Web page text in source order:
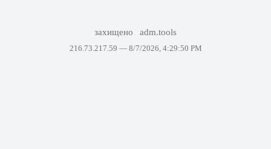
захищено adm.tools
216.73.217.59 — 8/7/2026, 4:29:50 PM